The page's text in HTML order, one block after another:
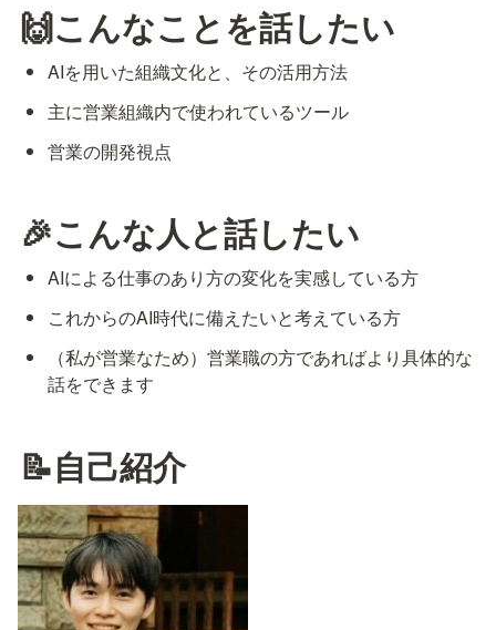
🙌こんなことを話したい
AIを用いた組織文化と、その活用方法
主に営業組織内で使われているツール
営業の開発視点
🎉こんな人と話したい
AIによる仕事のあり方の変化を実感している方
これからのAI時代に備えたいと考えている方
（私が営業なため）営業職の方であればより具体的な
話をできます
📝自己紹介